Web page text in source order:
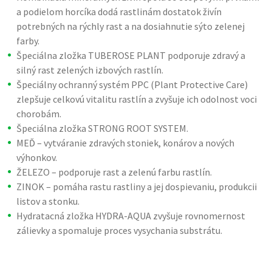
a podielom horcíka dodá rastlinám dostatok živín
potrebných na rýchly rast a na dosiahnutie sýto zelenej
farby.
Špeciálna zložka TUBEROSE PLANT podporuje zdravý a
silný rast zelených izbových rastlín.
Špeciálny ochranný systém PPC (Plant Protective Care)
zlepšuje celkovú vitalitu rastlín a zvyšuje ich odolnost voci
chorobám.
Špeciálna zložka STRONG ROOT SYSTEM.
MEĎ – vytváranie zdravých stoniek, konárov a nových
výhonkov.
ŽELEZO – podporuje rast a zelenú farbu rastlín.
ZINOK – pomáha rastu rastliny a jej dospievaniu, produkcii
listov a stonku.
Hydratacná zložka HYDRA-AQUA zvyšuje rovnomernost
zálievky a spomaluje proces vysychania substrátu.